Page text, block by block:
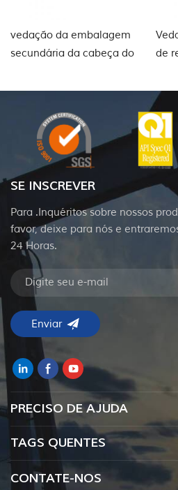
vedação da embalagem
secundária da cabeça do
de
SE INSCREVER
Para .Inquéritos sobre nossos
favor, deixe para nós e
24 Horas.
PRECISO DE AJUDA
TAGS QUENTES
CONTATE-NOS